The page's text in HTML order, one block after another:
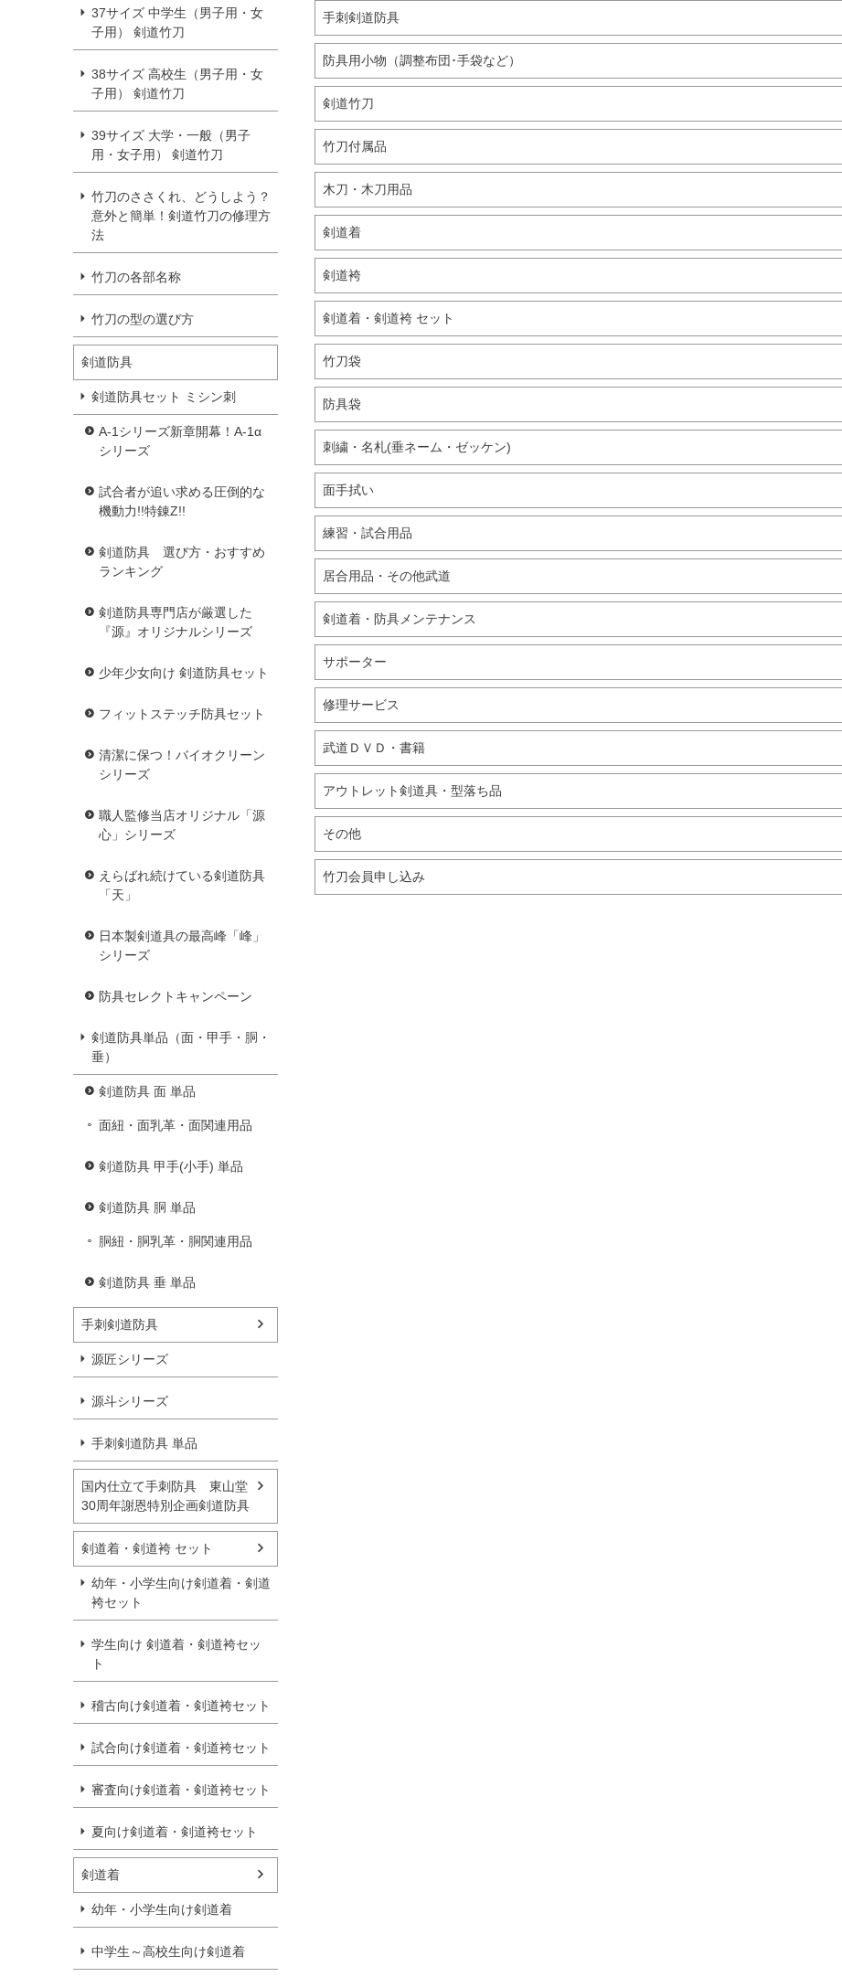
37サイズ 中学生（男子用・女
子用） 剣道竹刀
38サイズ 高校生（男子用・女
子用） 剣道竹刀
39サイズ 大学・一般（男子
用・女子用） 剣道竹刀
竹刀のささくれ、どうしよう？
意外と簡単！剣道竹刀の修理方
法
竹刀の各部名称
竹刀の型の選び方
剣道防具
剣道防具セット ミシン刺
A-1シリーズ新章開幕！A-1α
シリーズ
試合者が追い求める圧倒的な
機動力!!特錬Z!!
剣道防具 選び方・おすすめ
ランキング
剣道防具専門店が厳選した
『源』オリジナルシリーズ
少年少女向け 剣道防具セット
フィットステッチ防具セット
清潔に保つ！バイオクリーン
シリーズ
職人監修当店オリジナル「源
心」シリーズ
えらばれ続けている剣道防具
「天」
日本製剣道具の最高峰「峰」
シリーズ
防具セレクトキャンペーン
剣道防具単品（面・甲手・胴・
垂）
剣道防具 面 単品
面紐・面乳革・面関連用品
剣道防具 甲手(小手) 単品
剣道防具 胴 単品
胴紐・胴乳革・胴関連用品
剣道防具 垂 単品
手刺剣道防具
源匠シリーズ
源斗シリーズ
手刺剣道防具 単品
国内仕立て手刺防具 東山堂
30周年謝恩特別企画剣道防具
剣道着・剣道袴 セット
幼年・小学生向け剣道着・剣道
袴セット
学生向け 剣道着・剣道袴セッ
ト
稽古向け剣道着・剣道袴セット
試合向け剣道着・剣道袴セット
審査向け剣道着・剣道袴セット
夏向け剣道着・剣道袴セット
剣道着
幼年・小学生向け剣道着
中学生～高校生向け剣道着
手刺剣道防具
防具用小物（調整布団･手袋など）
剣道竹刀
竹刀付属品
木刀・木刀用品
剣道着
剣道袴
剣道着・剣道袴 セット
竹刀袋
防具袋
刺繍・名札(垂ネーム・ゼッケン)
面手拭い
練習・試合用品
居合用品・その他武道
剣道着・防具メンテナンス
サポーター
修理サービス
武道ＤＶＤ・書籍
アウトレット剣道具・型落ち品
その他
竹刀会員申し込み